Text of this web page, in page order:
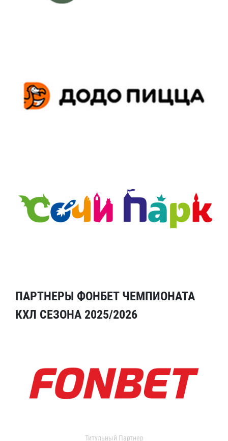
ПАРТНЕРЫ ФОНБЕТ ЧЕМПИОНАТА
КХЛ СЕЗОНА 2025/2026
Титульный Партнер